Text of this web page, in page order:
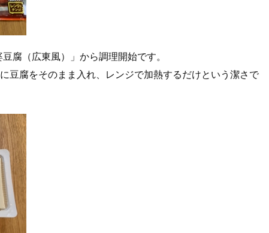
腐（広東風）」から調理開始です。
豆腐をそのまま入れ、レンジで加熱するだけという潔さで